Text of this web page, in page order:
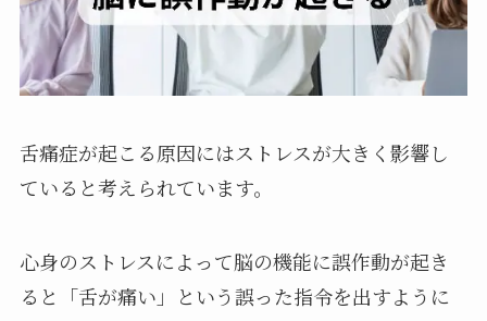
舌痛症が起こる原因にはストレスが大きく影響し
ていると考えられています。
心身のストレスによって脳の機能に誤作動が起き
ると「舌が痛い」という誤った指令を出すように